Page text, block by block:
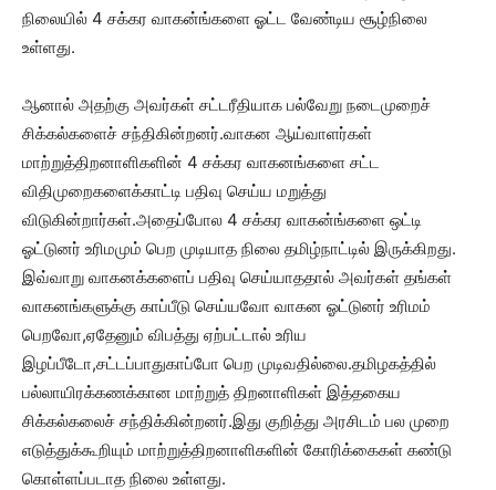
நிலையில் 4 சக்கர வாகன்ங்களை ஓட்ட வேண்டிய சூழ்நிலை
உள்ளது.
ஆனால் அதற்கு அவர்கள் சட்டரீதியாக பல்வேறு நடைமுறைச்
சிக்கல்களைச் சந்திகின்றனர்.வாகன ஆய்வாளர்கள்
மாற்றுத்திறனாளிகளின் 4 சக்கர வாகனங்களை சட்ட
விதிமுறைகளைக்காட்டி பதிவு செய்ய மறுத்து
விடுகின்றார்கள்.அதைப்போல 4 சக்கர வாகன்ங்களை ஒட்டி
ஓட்டுனர் உரிமமும் பெற முடியாத நிலை தமிழ்நாட்டில் இருக்கிறது.
இவ்வாறு வாகனக்களைப் பதிவு செய்யாததால் அவர்கள் தங்கள்
வாகனங்களுக்கு காப்பீடு செய்யவோ வாகன ஓட்டுனர் உரிமம்
பெறவோ,ஏதேனும் விபத்து ஏற்பட்டால் உரிய
இழப்பீடோ,சட்டப்பாதுகாப்போ பெற முடிவதில்லை.தமிழகத்தில்
பல்லாயிரக்கணக்கான மாற்றுத் திறனாளிகள் இத்தகைய
சிக்கல்கலைச் சந்திக்கின்றனர்.இது குறித்து அரசிடம் பல முறை
எடுத்துக்கூறியும் மாற்றுத்திறனாளிகளின் கோரிக்கைகள் கண்டு
கொள்ளப்படாத நிலை உள்ளது.